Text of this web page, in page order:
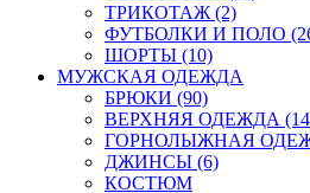
ТРИКОТАЖ (2)
ФУТБОЛКИ И ПОЛО
ШОРТЫ (10)
МУЖСКАЯ ОДЕЖДА
БРЮКИ (90)
ВЕРХНЯЯ ОДЕЖДА
ГОРНОЛЫЖНАЯ
ДЖИНСЫ (6)
КОСТЮМ